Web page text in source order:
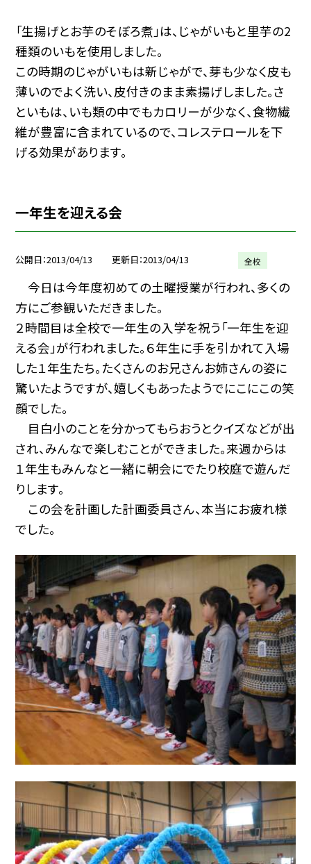
「生揚げとお芋のそぼろ煮」は、じゃがいもと里芋の2
種類のいもを使用しました。
この時期のじゃがいもは新じゃがで、芽も少なく皮も
薄いのでよく洗い、皮付きのまま素揚げしました。さ
といもは、いも類の中でもカロリーが少なく、食物繊
維が豊富に含まれているので、コレステロールを下
げる効果があります。
一年生を迎える会
公開日 2013/04/13 更新日 2013/04/13 全校
今日は今年度初めての土曜授業が行われ、多くの
方にご参観いただきました。
２時間目は全校で一年生の入学を祝う「一年生を迎
える会」が行われました。６年生に手を引かれて入場
した１年生たち。たくさんのお兄さんお姉さんの姿に
驚いたようですが、嬉しくもあったようでにこにこの笑
顔でした。
目白小のことを分かってもらおうとクイズなどが出
され、みんなで楽しむことができました。来週からは
１年生もみんなと一緒に朝会にでたり校庭で遊んだ
りします。
この会を計画した計画委員さん、本当にお疲れ様
でした。